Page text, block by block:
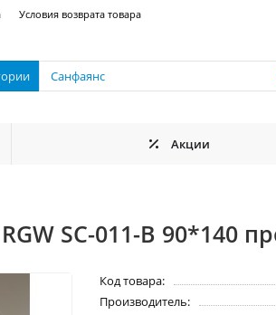
Условия возврата товара
Акции
SC-011-B 90*140
Код товара:
Производитель: